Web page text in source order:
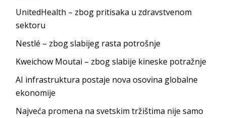
UnitedHealth – zbog pritisaka u zdravstvenom
sektoru
Nestlé – zbog slabijeg rasta potrošnje
Kweichow Moutai – zbog slabije kineske potražnje
AI infrastruktura postaje nova osovina globalne
ekonomije
Najveća promena na svetskim tržištima nije samo